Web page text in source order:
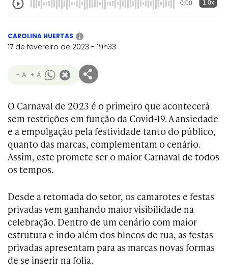
0:00 1.0x
CAROLINA HUERTAS i
17 de fevereiro de 2023 - 19h33
- A + A
O Carnaval de 2023 é o primeiro que acontecerá
sem restrições em função da Covid-19. A ansiedade
e a empolgação pela festividade tanto do público,
quanto das marcas, complementam o cenário.
Assim, este promete ser o maior Carnaval de todos
os tempos.
Desde a retomada do setor, os camarotes e festas
privadas vem ganhando maior visibilidade na
celebração. Dentro de um cenário com maior
estrutura e indo além dos blocos de rua, as festas
privadas apresentam para as marcas novas formas
de se inserir na folia.